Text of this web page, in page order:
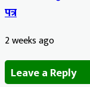
पत्र
2 weeks ago
Leave a Reply